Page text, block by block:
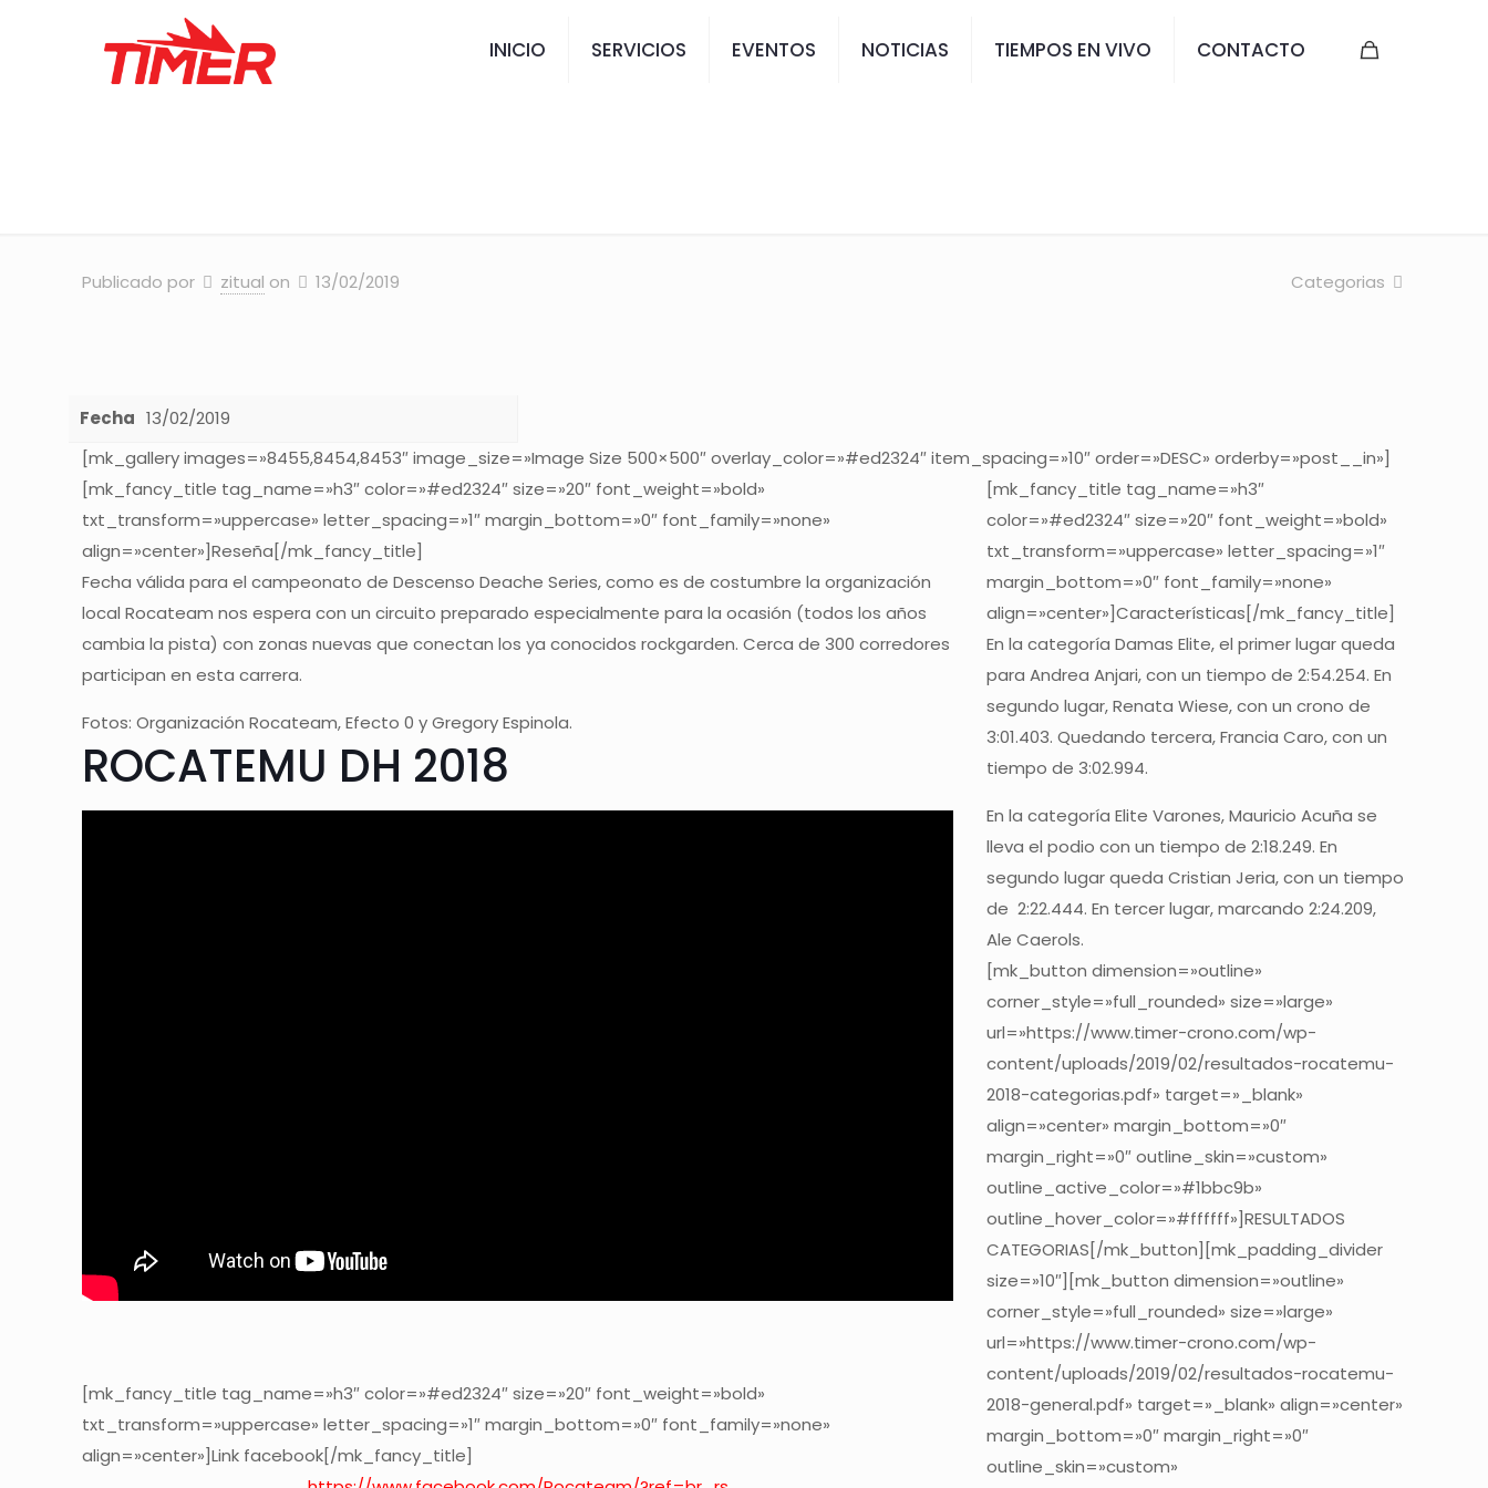
INICIO SERVICIOS EVENTOS NOTICIAS TIEMPOS EN VIVO CONTACTO
Publicado por zitual on 13/02/2019 Categorias
Fecha 13/02/2019
[mk_gallery images=»8455,8454,8453″ image_size=»Image Size 500×500″ overlay_color=»#ed2324″ item_spacing=»10″ order=»DESC» orderby=»post__in»]
[mk_fancy_title tag_name=»h3″ color=»#ed2324″ size=»20″ font_weight=»bold»
txt_transform=»uppercase» letter_spacing=»1″ margin_bottom=»0″ font_family=»none»
align=»center»]Reseña[/mk_fancy_title]
Fecha válida para el campeonato de Descenso Deache Series, como es de costumbre la organización
local Rocateam nos espera con un circuito preparado especialmente para la ocasión (todos los años
cambia la pista) con zonas nuevas que conectan los ya conocidos rockgarden. Cerca de 300 corredores
participan en esta carrera.
Fotos: Organización Rocateam, Efecto 0 y Gregory Espinola.
ROCATEMU DH 2018
[mk_fancy_title tag_name=»h3″ color=»#ed2324″ size=»20″ font_weight=»bold»
txt_transform=»uppercase» letter_spacing=»1″ margin_bottom=»0″ font_family=»none»
align=»center»]Link facebook[/mk_fancy_title]
[mk_fancy_title tag_name=»h3″
color=»#ed2324″ size=»20″ font_weight=»bold»
txt_transform=»uppercase» letter_spacing=»1″
margin_bottom=»0″ font_family=»none»
align=»center»]Características[/mk_fancy_title]
En la categoría Damas Elite, el primer lugar queda
para Andrea Anjari, con un tiempo de 2:54.254. En
segundo lugar, Renata Wiese, con un crono de
3:01.403. Quedando tercera, Francia Caro, con un
tiempo de 3:02.994.
En la categoría Elite Varones, Mauricio Acuña se
lleva el podio con un tiempo de 2:18.249. En
segundo lugar queda Cristian Jeria, con un tiempo
de 2:22.444. En tercer lugar, marcando 2:24.209,
Ale Caerols.
[mk_button dimension=»outline»
corner_style=»full_rounded» size=»large»
url=»https://www.timer-crono.com/wp-
content/uploads/2019/02/resultados-rocatemu-
2018-categorias.pdf» target=»_blank»
align=»center» margin_bottom=»0″
margin_right=»0″ outline_skin=»custom»
outline_active_color=»#1bbc9b»
outline_hover_color=»#ffffff»]RESULTADOS
CATEGORIAS[/mk_button][mk_padding_divider
size=»10″][mk_button dimension=»outline»
corner_style=»full_rounded» size=»large»
url=»https://www.timer-crono.com/wp-
content/uploads/2019/02/resultados-rocatemu-
2018-general.pdf» target=»_blank» align=»center»
margin_bottom=»0″ margin_right=»0″
outline_skin=»custom»